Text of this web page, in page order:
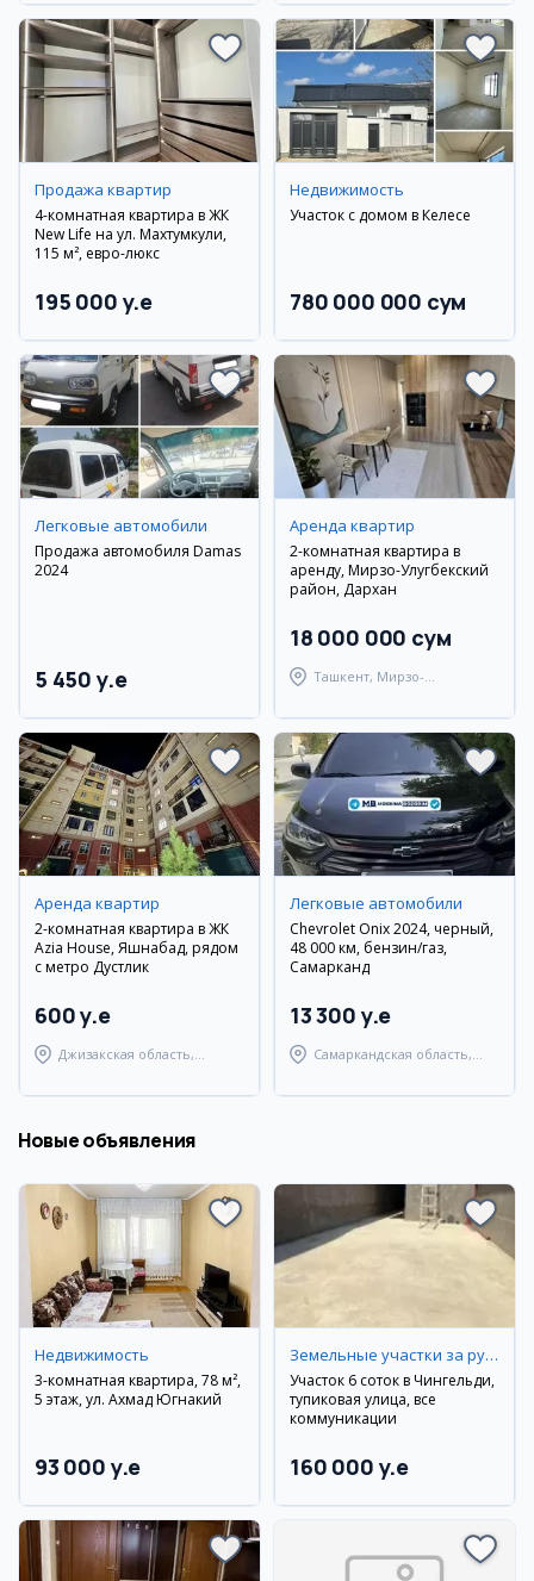
Продажа квартир
4-комнатная квартира в ЖК
New Life на ул. Махтумкули,
115 м², евро-люкс
195 000 y.e
Недвижимость
Участок с домом в Келесе
780 000 000 сум
Легковые автомобили
Продажа автомобиля Damas
2024
5 450 y.e
Аренда квартир
2-комнатная квартира в
аренду, Мирзо-Улугбекский
район, Дархан
18 000 000 сум
Ташкент, Мирзо-
Аренда квартир
2-комнатная квартира в ЖК
Azia House, Яшнабад, рядом
с метро Дустлик
600 y.e
Джизакская область,
Легковые автомобили
Chevrolet Onix 2024, черный,
48 000 км, бензин/газ,
Самарканд
13 300 y.e
Самаркандская область,
Новые объявления
Недвижимость
3-комнатная квартира, 78 м²,
5 этаж, ул. Ахмад Югнакий
93 000 y.e
Земельные участки за рубежом
Участок 6 соток в Чингельди,
тупиковая улица, все
коммуникации
160 000 y.e